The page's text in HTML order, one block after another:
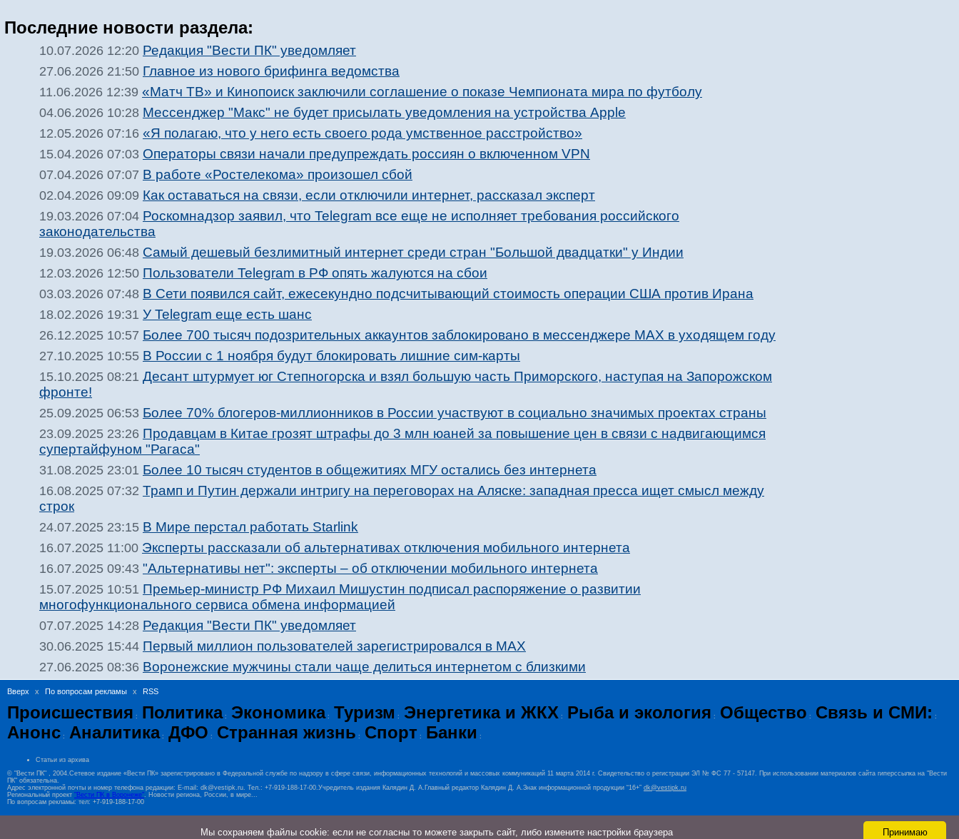
Последние новости раздела:
10.07.2026 12:20 Редакция "Вести ПК" уведомляет
27.06.2026 21:50 Главное из нового брифинга ведомства
11.06.2026 12:39 «Матч ТВ» и Кинопоиск заключили соглашение о показе Чемпионата мира по футболу
04.06.2026 10:28 Мессенджер "Макс" не будет присылать уведомления на устройства Apple
12.05.2026 07:16 «Я полагаю, что у него есть своего рода умственное расстройство»
15.04.2026 07:03 Операторы связи начали предупреждать россиян о включенном VPN
07.04.2026 07:07 В работе «Ростелекома» произошел сбой
02.04.2026 09:09 Как оставаться на связи, если отключили интернет, рассказал эксперт
19.03.2026 07:04 Роскомнадзор заявил, что Telegram все еще не исполняет требования российского
законодательства
19.03.2026 06:48 Самый дешевый безлимитный интернет среди стран "Большой двадцатки" у Индии
12.03.2026 12:50 Пользователи Telegram в РФ опять жалуются на сбои
03.03.2026 07:48 В Сети появился сайт, ежесекундно подсчитывающий стоимость операции США против Ирана
18.02.2026 19:31 У Telegram еще есть шанс
26.12.2025 10:57 Более 700 тысяч подозрительных аккаунтов заблокировано в мессенджере MAX в уходящем году
27.10.2025 10:55 В России с 1 ноября будут блокировать лишние сим-карты
15.10.2025 08:21 Десант штурмует юг Степногорска и взял большую часть Приморского, наступая на Запорожском
фронте!
25.09.2025 06:53 Более 70% блогеров-миллионников в России участвуют в социально значимых проектах страны
23.09.2025 23:26 Продавцам в Китае грозят штрафы до 3 млн юаней за повышение цен в связи с надвигающимся
супертайфуном "Рагаса"
31.08.2025 23:01 Более 10 тысяч студентов в общежитиях МГУ остались без интернета
16.08.2025 07:32 Трамп и Путин держали интригу на переговорах на Аляске: западная пресса ищет смысл между
строк
24.07.2025 23:15 В Мире перстал работать Starlink
16.07.2025 11:00 Эксперты рассказали об альтернативах отключения мобильного интернета
16.07.2025 09:43 "Альтернативы нет": эксперты – об отключении мобильного интернета
15.07.2025 10:51 Премьер-министр РФ Михаил Мишустин подписал распоряжение о развитии
многофункционального сервиса обмена информацией
07.07.2025 14:28 Редакция "Вести ПК" уведомляет
30.06.2025 15:44 Первый миллион пользователей зарегистрировался в МАХ
27.06.2025 08:36 Воронежские мужчины стали чаще делиться интернетом с близкими
Вверх x По вопросам рекламы x RSS
Происшествия : Политика: Экономика: Туризм : Энергетика и ЖКХ : Рыба и экология : Общество : Связь и СМИ: :
Анонс : Аналитика: ДФО : Странная жизнь : Спорт : Банки :
Статьи из архива
© "Вести ПК" , 2004.Сетевое издание «Вести ПК» зарегистрировано в Федеральной службе по надзору в сфере связи, информационных технологий и массовых коммуникаций 11 марта 2014 г. Свидетельство о регистрации ЭЛ № ФС 77 - 57147. При использовании материалов сайта гиперссылка на "Вести
ПК" обязательна.
Адрес электронной почты и номер телефона редакции: E-mail: dk@vestipk.ru. Тел.: +7-919-188-17-00.Учредитель издания Калядин Д. А.Главный редактор Калядин Д. А.Знак информационной продукции “16+” dk@vestipk.ru
Региональный проект "Вести ПК в Воронеже". Новости региона, России, в мире...
По вопросам рекламы: тел: +7-919-188-17-00
Принимаю
Мы cохраняем файлы cookie: если не согласны то можете закрыть сайт, либо измените настройки браузера